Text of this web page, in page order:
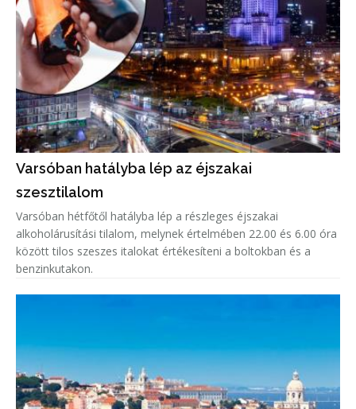
Varsóban hatályba lép az éjszakai
szesztilalom
Varsóban hétfőtől hatályba lép a részleges éjszakai
alkoholárusítási tilalom, melynek értelmében 22.00 és 6.00 óra
között tilos szeszes italokat értékesíteni a boltokban és a
benzinkutakon.